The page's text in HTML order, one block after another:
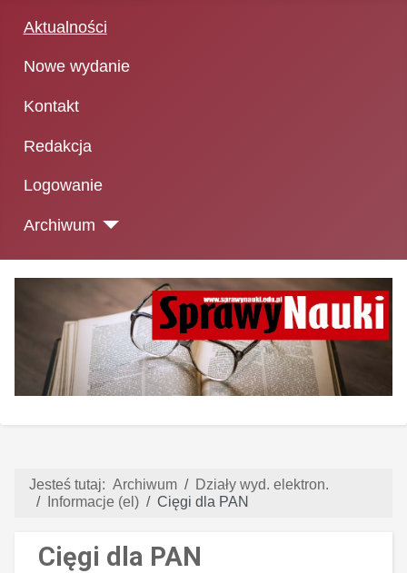
Aktualności
Nowe wydanie
Kontakt
Redakcja
Logowanie
Archiwum
Jesteś tutaj: Archiwum
Działy wyd. elektron.
Informacje (el)
Cięgi dla PAN
Cięgi dla PAN